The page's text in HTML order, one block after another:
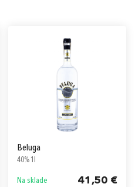
Prihlásiť sa cez Apple ID
Beluga
40% 1l
Na sklade 41,50 €